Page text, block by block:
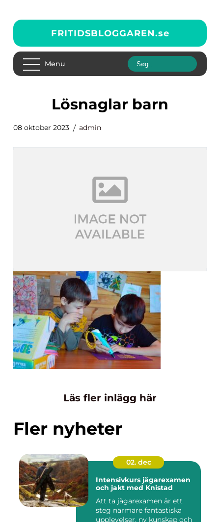
FRITIDSBLOGGAREN.se
Menu
lösnaglar barn
08 oktober 2023 admin
Läs fler inlägg här
Fler nyheter
02. dec
Intensivkurs jägarexamen
och jakt med Knistad
Att ta jägarexamen är ett
steg närmare fantastiska
upplevelser, ny kunskap och